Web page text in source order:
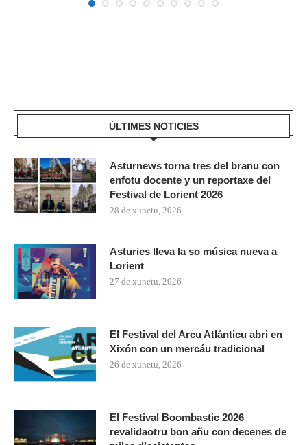
ÚLTIMES NOTICIES
Asturnews torna tres del branu con
enfotu docente y un reportaxe del
Festival de Lorient 2026
28 de xunetu, 2026
Asturies lleva la so música nueva a
Lorient
27 de xunetu, 2026
El Festival del Arcu Atlánticu abri en
Xixón con un mercáu tradicional
26 de xunetu, 2026
El Festival Boombastic 2026
revalidaotru bon añu con decenes de